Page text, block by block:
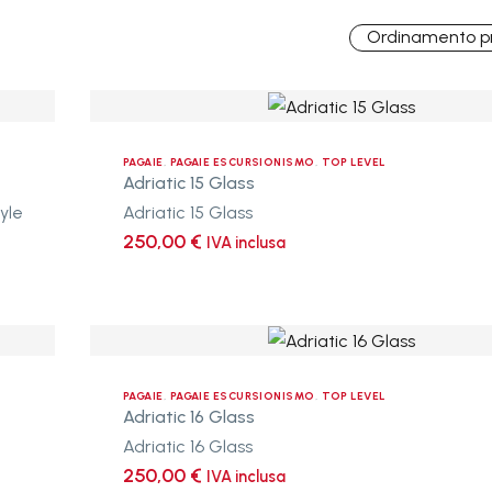
ESCURSIONISMO
GREENLAND
CANADESI
TUTTI I PRODOTTI
 TORRENTE
Ordinamento
ma con l’intervento della più moderna tecnologia
Adriatic
Glass
PAGAIE PAGAIE ESCURSIONISMO TOP LEVEL
Adriatic 15 Glass
Adriatic 15 Glass
250,00 € IVA inclusa
Adriatic
Glass
PAGAIE, PAGAIE ESCURSIONISMO, TOP LEVEL
Adriatic 16 Glass
Adriatic 16 Glass
250,00 € IVA inclusa